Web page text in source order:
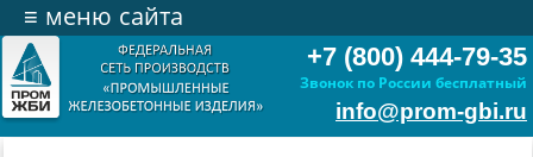
+7 (800) 444-79-35
Звонок по России бесплатный
info@prom-gbi.ru
≡ меню сайта